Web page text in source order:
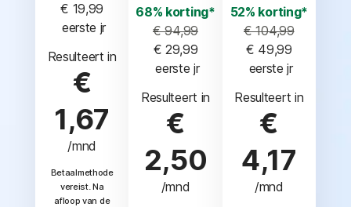
€ 19,99
eerste jr
Resulteert in
€
1,67
/mnd
Betaalmethode
vereist. Na
afloop van de
68% korting*
€ 94,99
€ 29,99
eerste jr
Resulteert in
€
2,50
/mnd
52% korting*
€ 104,99
€ 49,99
eerste jr
Resulteert in
€
4,17
/mnd